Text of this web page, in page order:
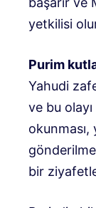
yetkilisi
Purim
Yahudi
ve bu
bir